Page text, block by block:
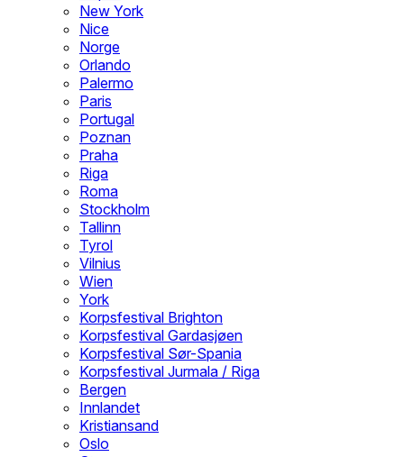
New York
Nice
Norge
Orlando
Palermo
Paris
Portugal
Poznan
Praha
Riga
Roma
Stockholm
Tallinn
Tyrol
Vilnius
Wien
York
Korpsfestival Brighton
Korpsfestival Gardasjøen
Korpsfestival Sør-Spania
Korpsfestival Jurmala / Riga
Bergen
Innlandet
Kristiansand
Oslo